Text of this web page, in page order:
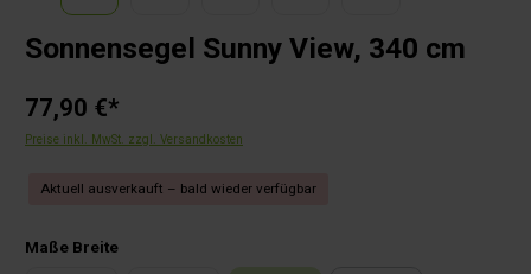
Sonnensegel Sunny View, 340 cm
77,90 €*
Preise inkl. MwSt. zzgl. Versandkosten
Aktuell ausverkauft – bald wieder verfügbar
Maße Breiteauswählen